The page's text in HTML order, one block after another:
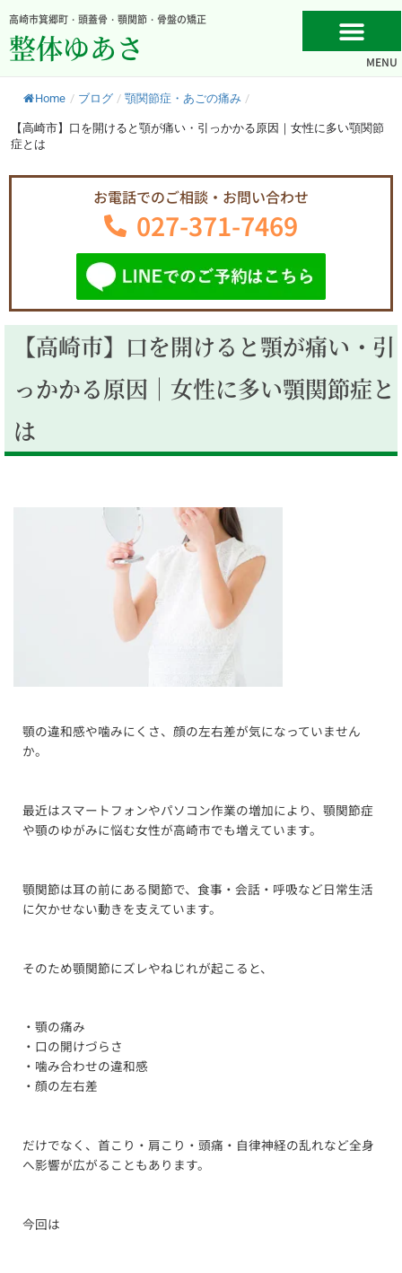
容
を
高崎市箕郷町・頭蓋骨・顎関節・骨盤の矯正
整体ゆあさ MENU
Home / ブログ / 顎関節症・あごの痛み /
【高崎市】口を開けると顎が痛い・引っかかる原因｜女性に多い顎関節
症とは
お電話でのご相談・お問い合わせ
027-371-7469
【高崎市】口を開けると顎が痛い・引
っかかる原因｜女性に多い顎関節症と
は
顎の違和感や噛みにくさ、顔の左右差が気になっていません
か。
最近はスマートフォンやパソコン作業の増加により、顎関節症
や顎のゆがみに悩む女性が高崎市でも増えています。
顎関節は耳の前にある関節で、食事・会話・呼吸など日常生活
に欠かせない動きを支えています。
そのため顎関節にズレやねじれが起こると、
・顎の痛み
・口の開けづらさ
・噛み合わせの違和感
・顔の左右差
だけでなく、首こり・肩こり・頭痛・自律神経の乱れなど全身
へ影響が広がることもあります。
今回は